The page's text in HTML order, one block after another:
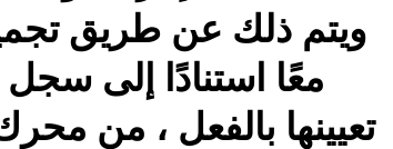
ويتم ذلك عن طريق
معًا استنادًا إلى
تعيينها بالفعل ، من